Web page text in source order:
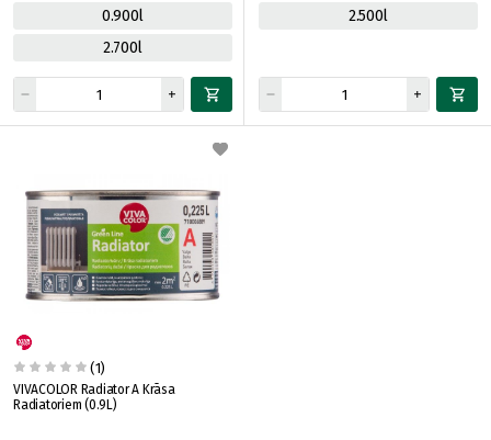
0.900l
2.700l
2.500l
(1)
VIVACOLOR Radiator A Krāsa
Radiatoriem (0.9L)